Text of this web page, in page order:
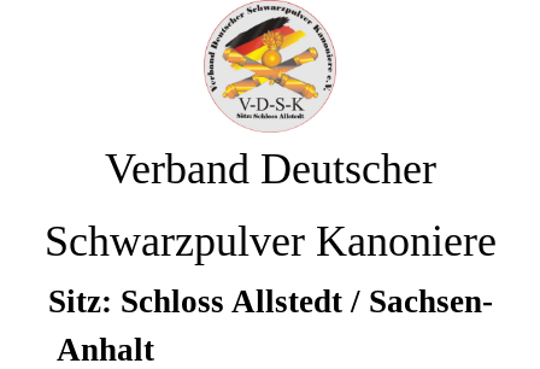
Verband Deutscher
Schwarzpulver Kanoniere
Sitz: Schloss Allstedt / Sachsen-
Anhalt